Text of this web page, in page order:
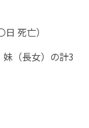
死亡）
（長女）の計3